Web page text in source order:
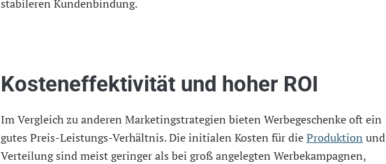
stabileren Kundenbindung.
Kosteneffektivität und hoher ROI
Im Vergleich zu anderen Marketingstrategien bieten Werbegeschenke oft ein
gutes Preis-Leistungs-Verhältnis. Die initialen Kosten für dieProduktion und
Verteilung sind meist geringer als bei groß angelegten Werbekampagnen,